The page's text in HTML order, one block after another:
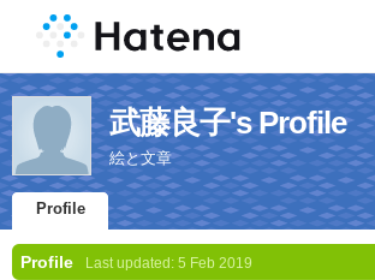
武藤良子's Profile
絵と文章
Profile
Profile Last updated: 5 Feb 2019